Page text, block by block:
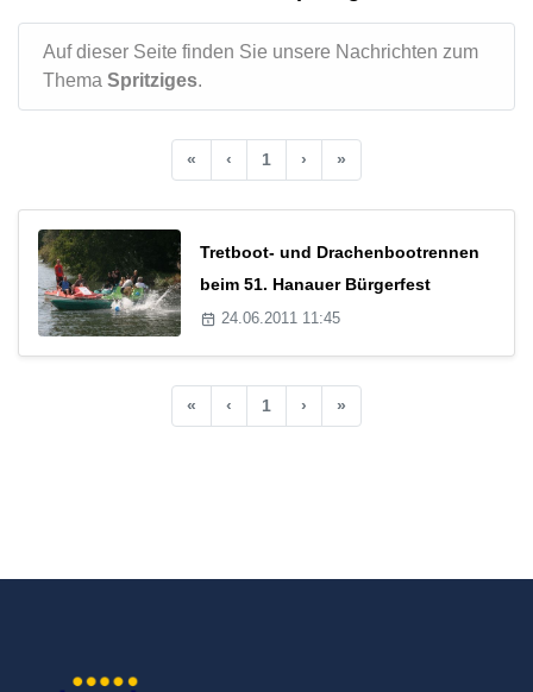
Auf dieser Seite finden Sie unsere Nachrichten zum
Thema Spritziges.
« ‹ 1 › »
Tretboot- und Drachenbootrennen
beim 51. Hanauer Bürgerfest
24.06.2011 11:45
« ‹ 1 › »